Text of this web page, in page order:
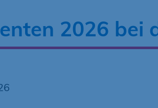
2026 bei